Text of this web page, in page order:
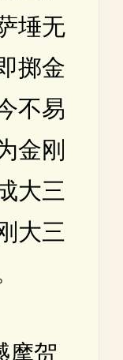
埵无
掷金
不易
金刚
大三
大三
贺